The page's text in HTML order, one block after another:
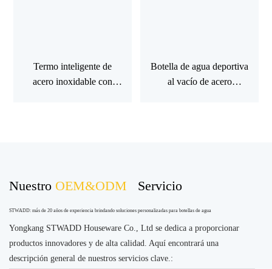
Termo inteligente de
acero inoxidable con
Botella de agua deportiva
al vacío de acero
Nuestro OEM&ODM Servicio
STWADD: más de 20 años de experiencia brindando soluciones personalizadas para botellas de agua
Yongkang STWADD Houseware Co., Ltd se dedica a proporcionar
productos innovadores y de alta calidad. Aquí encontrará una
descripción general de nuestros servicios clave.: